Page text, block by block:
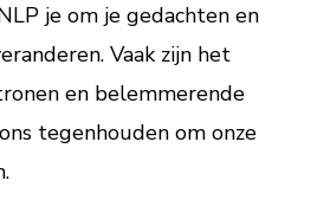
je om je gedachten en
Vaak zijn het
en belemmerende
tegenhouden om onze